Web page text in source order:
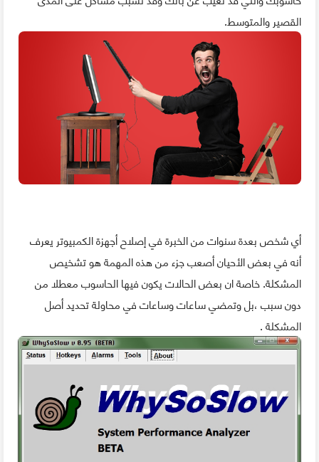
القصير والمتوسط.
أي شخص بعدة سنوات من الخبرة في إصلاح أجهزة الكمبيوتر يعرف
أنه في بعض الأحيان أصعب جزء من هذه المهمة هو تشخيص
المشكلة. خاصة ان بعض الحالات يكون فيها الحاسوب معطلا من
دون سبب ،بل وتمضي ساعات وساعات في محاولة تحديد أصل
المشكلة .